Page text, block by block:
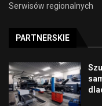
Serwisów regionalnych
PARTNERSKIE